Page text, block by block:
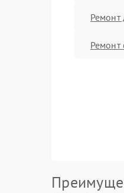
Ремонт
Ремонт